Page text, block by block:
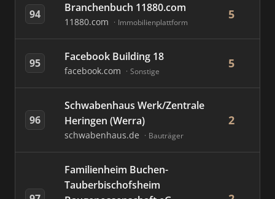
94 Branchenbuch 11880.com
11880.com Immobilienplattform
5
95 Facebook Building 18
facebook.com Sonstige
5
96
Schwabenhaus Werk/Zentrale
Heringen (Werra)
schwabenhaus.de Bauträger
2
Familienheim Buchen-
Tauberbischofsheim